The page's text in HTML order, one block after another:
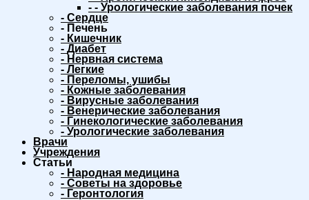
- - Урологические заболевания почек
- Сердце
- Печень
- Кишечник
- Диабет
- Нервная система
- Легкие
- Переломы, ушибы
- Кожные заболевания
- Вирусные заболевания
- Венерические заболевания
- Гинекологические заболевания
- Урологические заболевания
Врачи
Учреждения
Статьи
- Народная медицина
- Советы на здоровье
- Геронтология